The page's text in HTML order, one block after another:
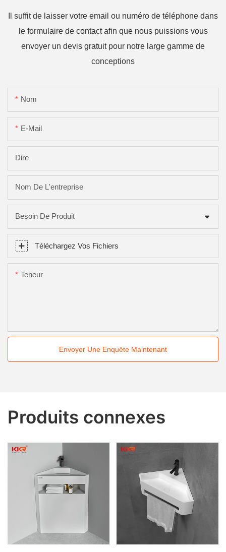
Il suffit de laisser votre email ou numéro de téléphone dans
le formulaire de contact afin que nous puissions vous
envoyer un devis gratuit pour notre large gamme de
conceptions
Nom
E-Mail
Dire
Nom De L'entreprise
Besoin De Produit
Téléchargez Vos Fichiers
Teneur
Envoyer Une Enquête Maintenant
Produits connexes